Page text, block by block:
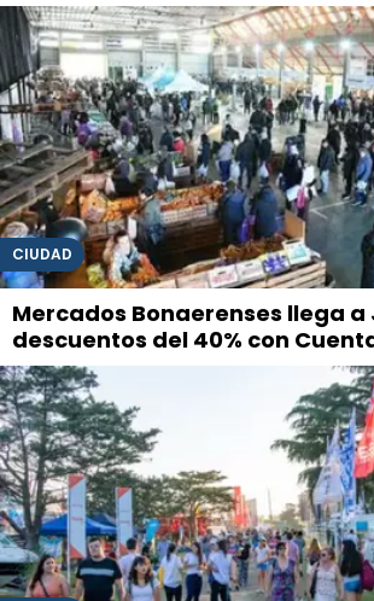
CIUDAD
Mercados Bonaerenses llega a
descuentos del 40% con